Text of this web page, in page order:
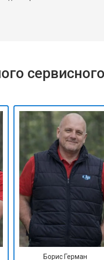
Борис Герман